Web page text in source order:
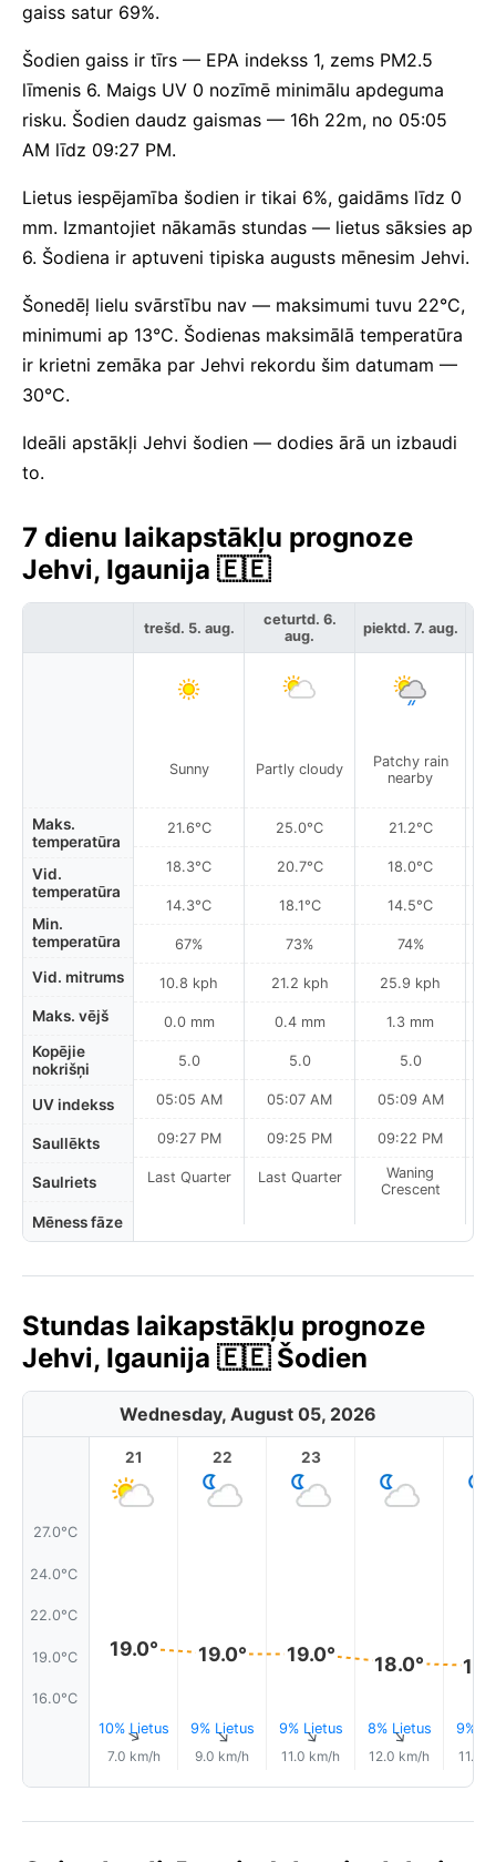
gaiss satur 69%.
Šodien gaiss ir tīrs — EPA indekss 1, zems PM2.5
līmenis 6. Maigs UV 0 nozīmē minimālu apdeguma
risku. Šodien daudz gaismas — 16h 22m, no 05:05
AM līdz 09:27 PM.
Lietus iespējamība šodien ir tikai 6%, gaidāms līdz 0
mm. Izmantojiet nākamās stundas — lietus sāksies ap
6. Šodiena ir aptuveni tipiska augusts mēnesim Jehvi.
Šonedēļ lielu svārstību nav — maksimumi tuvu 22°C,
minimumi ap 13°C. Šodienas maksimālā temperatūra
ir krietni zemāka par Jehvi rekordu šim datumam —
30°C.
Ideāli apstākļi Jehvi šodien — dodies ārā un izbaudi
to.
7 dienu laikapstākļu prognoze
Jehvi, Igaunija 🇪🇪
Maks.
temperatūra
Vid.
temperatūra
Min.
temperatūra
Vid. mitrums
Maks. vējš
Kopējie
nokrišņi
UV indekss
Saullēkts
Saulriets
Mēness fāze
trešd. 5. aug.
Sunny
21.6°C
18.3°C
14.3°C
67%
10.8 kph
0.0 mm
5.0
05:05 AM
09:27 PM
Last Quarter
ceturtd. 6.
aug.
Partly cloudy
25.0°C
20.7°C
18.1°C
73%
21.2 kph
0.4 mm
5.0
05:07 AM
09:25 PM
Last Quarter
piektd. 7. aug.
Patchy rain
nearby
21.2°C
18.0°C
14.5°C
74%
25.9 kph
1.3 mm
5.0
05:09 AM
09:22 PM
Waning
Crescent
Stundas laikapstākļu prognoze
Jehvi, Igaunija 🇪🇪 Šodien
Wednesday, August 05, 2026
27.0°C
24.0°C
22.0°C
19.0°C
16.0°C
21
19.0°
10% Lietus
↑
7.0 km/h
22
19.0°
9% Lietus
↑
9.0 km/h
23
19.0°
9% Lietus
↑
11.0 km/h
18.0°
8% Lietus
↑
12.0 km/h
9%
11.0